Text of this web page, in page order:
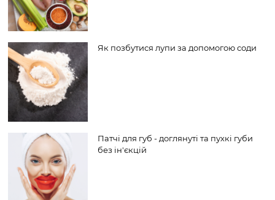
Як позбутися лупи за допомогою соди
Патчі для губ - доглянуті та пухкі губи
без ін'єкцій